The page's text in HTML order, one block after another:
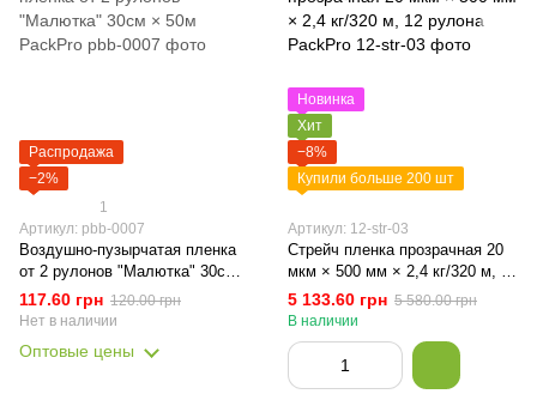
Распродажа
−2%
1
Артикул: pbb-0007
Воздушно-пузырчатая пленка
от 2 рулонов "Малютка" 30см
× 50м PackPro
117.60 грн 120.00 грн
Нет в наличии
Оптовые цены
Новинка
Хит
−8%
Купили больше 200 шт
Артикул: 12-str-03
Стрейч пленка прозрачная 20
мкм × 500 мм × 2,4 кг/320 м, 12
рулона PackPro
5 133.60 грн 5 580.00 грн
В наличии